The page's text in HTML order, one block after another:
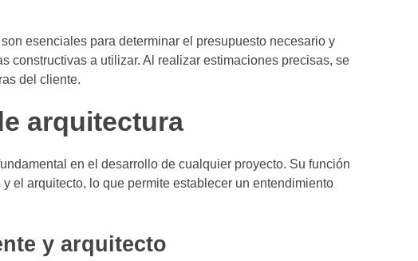
esenciales para determinar el presupuesto necesario y
constructivas a utilizar. Al realizar estimaciones precisas, se
del cliente.
arquitectura
en el desarrollo de cualquier proyecto. Su función
el arquitecto, lo que permite establecer un entendimiento
y arquitecto